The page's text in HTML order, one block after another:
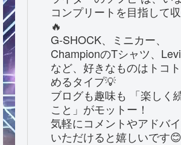
コンプリートを目指して
🔥
G-SHOCK、ミニカー、
ChampionのTシャツ、
など、好きなものはトコ
めるタイプ💡
ブログも趣味も 「楽しく
こと」がモットー！
気軽にコメントやアドバ
いただけると嬉しいです